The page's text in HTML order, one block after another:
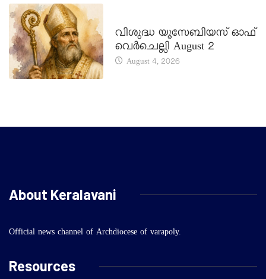
വിശുദ്ധ യൂസേബിയസ് ഓഫ്
വെർചെല്ലി August 2
August 4, 2026
About Keralavani
Official news channel of Archdiocese of varapoly.
Resources